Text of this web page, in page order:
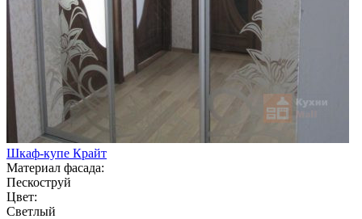
Шкаф-купе Крайт
Материал фасада:
Пескоструй
Цвет:
Светлый